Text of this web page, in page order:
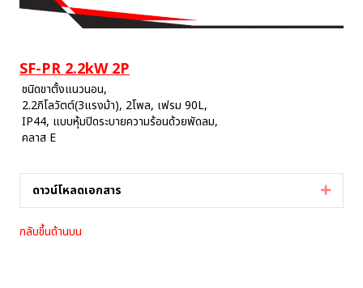
SF-PR 2.2kW 2P
ชนิดขาตั้งแนวนอน,
2.2กิโลวัตต์(3แรงม้า), 2โพล, เฟรม 90L,
IP44, แบบหุ้มปิดระบายความร้อนด้วยพัดลม,
คลาส E
ดาวน์โหลดเอกสาร
กลับขึ้นด้านบน